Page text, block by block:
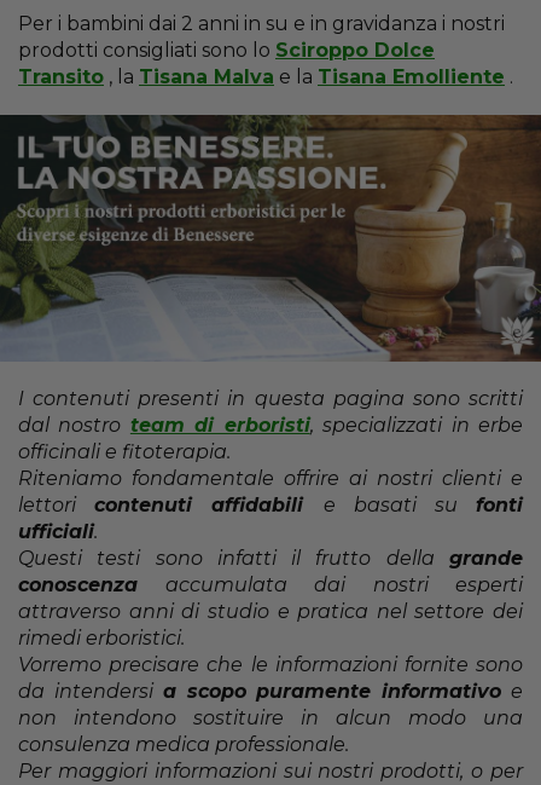
Per i bambini dai 2 anni in su e in gravidanza i nostri
prodotti consigliati sono lo Sciroppo Dolce
Transito , la Tisana Malva e la Tisana Emolliente .
I contenuti presenti in questa pagina sono scritti
dal nostro team di erboristi, specializzati in erbe
officinali e fitoterapia.
Riteniamo fondamentale offrire ai nostri clienti e
lettoricontenuti affidabili e basati sufonti
ufficiali.
Questi testi sono infatti il frutto della grande
conoscenza accumulata dai nostri esperti
attraverso anni di studio e pratica nel settore dei
rimedi erboristici.
Vorremo precisare che le informazioni fornite sono
da intendersi a scopo puramente informativo e
non intendono sostituire in alcun modo una
consulenza medica professionale.
Per maggiori informazioni sui nostri prodotti, o per